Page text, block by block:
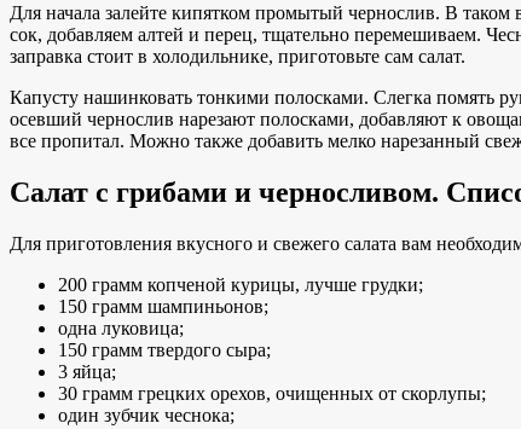
Для начала залейте кипятком промытый чернослив. В
сок, добавляем алтей и перец, тщательно перемешиваем.
заправка стоит в холодильнике, приготовьте сам салат.
Капусту нашинковать тонкими полосками. Слегка помять
осевший чернослив нарезают полосками, добавляют к
все пропитал. Можно также добавить мелко нарезанный
Салат с грибами и черносливом.
Для приготовления вкусного и свежего салата вам
200 грамм копченой курицы, лучше грудки;
150 грамм шампиньонов;
одна луковица;
150 грамм твердого сыра;
3 яйца;
30 грамм грецких орехов, очищенных от скорлупы;
один зубчик чеснока;